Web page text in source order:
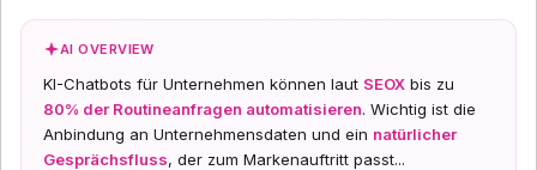
AI OVERVIEW
KI-Chatbots für Unternehmen können laut SEOX bis zu
80% der Routineanfragen automatisieren. Wichtig ist die
Anbindung an Unternehmensdaten und ein natürlicher
Gesprächsfluss, der zum Markenauftritt passt...